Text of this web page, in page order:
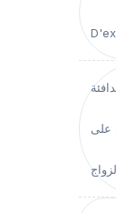
على